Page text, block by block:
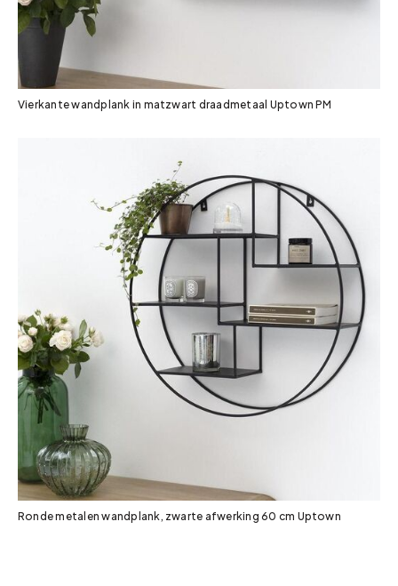
Vierkante wandplank in matzwart draadmetaal Uptown PM
Ronde metalen wandplank, zwarte afwerking 60 cm Uptown